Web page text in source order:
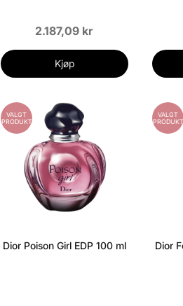
2.187,09 kr
Kjøp
VALGT
PRODUKT
Dior Poison Girl EDP 100 ml
VALGT
PRODUKT
Dior